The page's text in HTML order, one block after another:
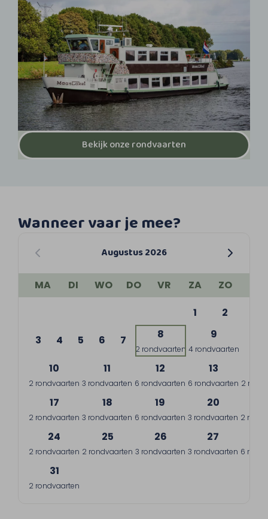
Bekijk onze rondvaarten
Wanneer vaar je mee?
Augustus 2026
MA DI WO DO VR ZA
ZO
1
2
3 4 5 6 7 8
2 rondvaarten
9
4 rondvaarten
10
2 rondvaarten
11
3 rondvaarten
12
6 rondvaarten
13
6 rondvaarten 2
17
2 rondvaarten
18
3 rondvaarten
19
6 rondvaarten
20
3 rondvaarten 2
24
2 rondvaarten
25
2 rondvaarten
26
3 rondvaarten
27
3 rondvaarten 6
31
2 rondvaarten